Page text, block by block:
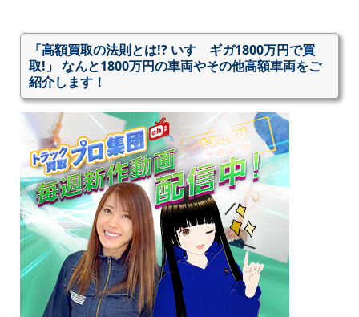
「高額買取の法則とは!? いすゞギガ1800万円で買
取!」 なんと1800万円の車両やその他高額車両をご
紹介します！